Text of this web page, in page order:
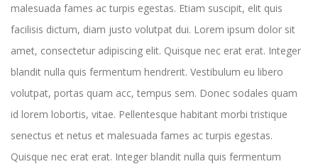
malesuada fames ac turpis egestas. Etiam suscipit, elit quis
facilisis dictum, diam justo volutpat dui. Lorem ipsum dolor sit
amet, consectetur adipiscing elit. Quisque nec erat erat. Integer
blandit nulla quis fermentum hendrerit. Vestibulum eu libero
volutpat, portas quam acc, tempus sem. Donec sodales quam
id lorem lobortis, vitae. Pellentesque habitant morbi tristique
senectus et netus et malesuada fames ac turpis egestas.
Quisque nec erat erat. Integer blandit nulla quis fermentum